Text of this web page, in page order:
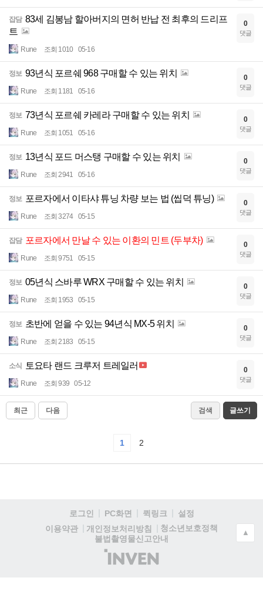
잡담 83세 김봉남 할아버지의 면허 반납 전 최후의 드리프
트
Rune 조회 1010 05-16
0
댓글
정보 93년식 포르쉐 968 구매할 수 있는 위치
Rune 조회 1181 05-16
0
댓글
정보 73년식 포르쉐 카레라 구매할 수 있는 위치
Rune 조회 1051 05-16
0
댓글
정보 13년식 포드 머스탱 구매할 수 있는 위치
Rune 조회 2941 05-16
0
댓글
정보 포르자에서 이타샤 튜닝 차량 보는 법 (씹덕 튜닝)
Rune 조회 3274 05-15
0
댓글
잡담 포르자에서 만날 수 있는 이환의 민트 (두부차)
Rune 조회 9751 05-15
0
댓글
정보 05년식 스바루 WRX 구매할 수 있는 위치
Rune 조회 1953 05-15
0
댓글
정보 초반에 얻을 수 있는 94년식 MX-5 위치
Rune 조회 2183 05-15
0
댓글
소식 토요타 랜드 크루저 트레일러
Rune 조회 939 05-12
0
댓글
최근 다음 검색 글쓰기
1 2
로그인 PC화면 퀵링크
설정
이용약관
개인정보처리방침
청소년보호정책
불법촬영물신고안내
(주)
인
▲